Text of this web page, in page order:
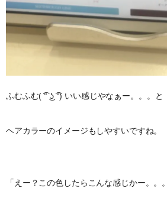
ふむふむ( ͡° ͜ʖ ͡°) いい感じやなぁー。。。と
ヘアカラーのイメージもしやすいですね。
「えー？この色したらこんな感じかー。。